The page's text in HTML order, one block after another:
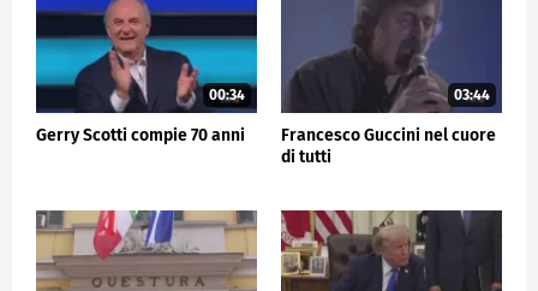
00:34
Gerry Scotti compie 70 anni
03:44
Francesco Guccini nel cuore
di tutti